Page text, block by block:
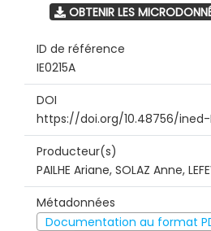
OBTENIR LES
ID de référence
IE0215A
DOI
https://doi.org/10.48756/ined-
Producteur(s)
PAILHE Ariane, SOLAZ Anne,
Métadonnées
Documentation au format